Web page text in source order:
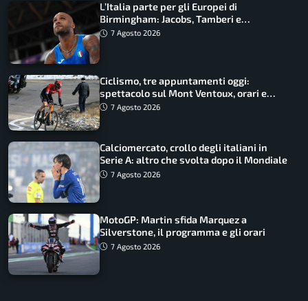
L’Italia parte per gli Europei di
Birmingham: Jacobs, Tamberi e
Battocletti guidano una spedizione
7 Agosto 2026
Ciclismo, tre appuntamenti oggi:
spettacolo sul Mont Ventoux, orari e
come vederli
7 Agosto 2026
Calciomercato, crollo degli italiani in
Serie A: altro che svolta dopo il Mondiale
7 Agosto 2026
MotoGP: Martin sfida Marquez a
Silverstone, il programma e gli orari
7 Agosto 2026